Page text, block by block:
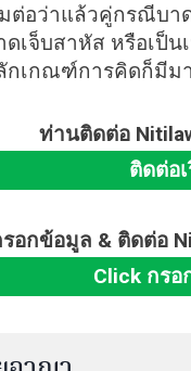
อว่าแล้วคู่กรณีบา
เจ็บสาหัส หรือเป็
กเกณฑ์การคิดก็มี
ท่านติดต่อ
ติดต่อ
อกข้อมูล & ติดต่อ
Click กร